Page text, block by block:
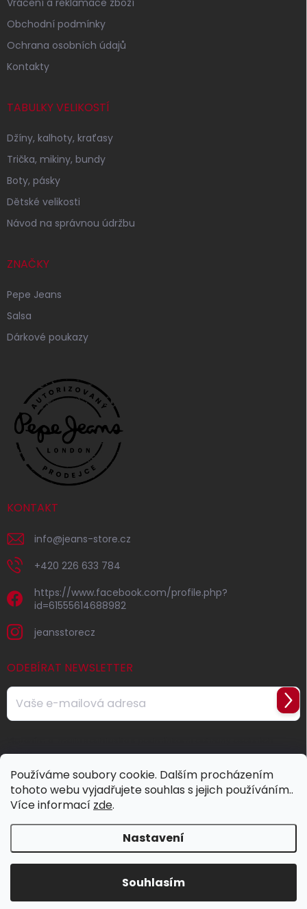
Používáme soubory cookie. Dalším procházením
tohoto webu vyjadřujete souhlas s jejich používáním..
Více informací zde.
Nastavení
Souhlasím
Obchodní podmínky
Ochrana osobních údajů
Kontakty
TABULKY VELIKOSTÍ
Džíny, kalhoty, kraťasy
Trička, mikiny, bundy
Boty, pásky
Dětské velikosti
Návod na správnou údržbu
ZNAČKY
Pepe Jeans
Salsa
Dárkové poukazy
KONTAKT
info@jeans-store.cz
+420 226 633 784
https://www.facebook.com/profile.php?
id=61555614688982
jeansstorecz
ODEBÍRAT NEWSLETTER
údajů
se
Jeans Store. Všechna práva vyhrazena.